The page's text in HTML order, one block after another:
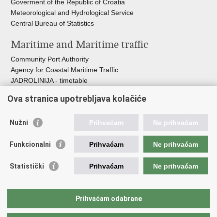
Goverment of the Republic of Croatia
Meteorological and Hydrological Service
Central Bureau of Statistics
Maritime and Maritime traffic
Community Port Authority
Agency for Coastal Maritime Traffic
JADROLINIJA - timetable
Croatian Motorways
Bus station Zagreb
Craotian Railways Passenger Transport
Zagreb International Airport - Franjo Tuđman
Ova stranica upotrebljava kolačiće
Nužni Prihvaćam Ne prihvaćam
Funkcionalni Prihvaćam Ne prihvaćam
Statistički Prihvaćam Ne prihvaćam
Prihvaćam odabrane